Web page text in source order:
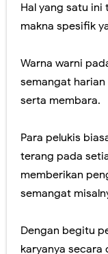
Hal yang satu
makna spesifik
Warna warni
semangat
serta membara.
Para pelukis
terang pada
memberikan
semangat
Dengan begitu
karyanya secara